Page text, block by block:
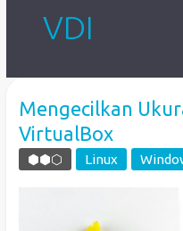
VDI
Mengecilkan
VirtualBox
⬢⬢⬡ Linux